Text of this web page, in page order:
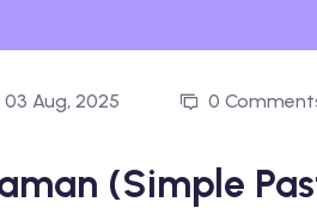
03 Aug, 2025 0
(Simple